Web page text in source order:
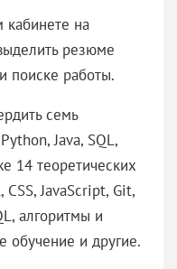
кабинете на
резюме
поиске работы.
семь
Java, SQL,
14 теоретических
JavaScript, Git,
алгоритмы и
обучение и другие.